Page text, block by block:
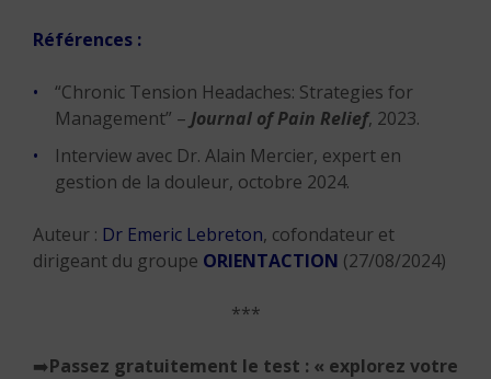
Références :
“Chronic Tension Headaches: Strategies for
Management” – Journal of Pain Relief, 2023.
Interview avec Dr. Alain Mercier, expert en
gestion de la douleur, octobre 2024.
Auteur : Dr Emeric Lebreton, cofondateur et
dirigeant du groupe ORIENTACTION (27/08/2024)
***
➡️Passez gratuitement le test : « explorez votre